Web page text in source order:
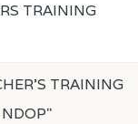
TRAINING
TRAINING
NDOP"